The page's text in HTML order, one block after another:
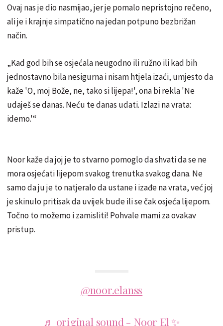
Ovaj nas je dio nasmijao, jer je pomalo nepristojno rečeno,
ali je i krajnje simpatično na jedan potpuno bezbrižan
način.
„Kad god bih se osjećala neugodno ili ružno ili kad bih
jednostavno bila nesigurna i nisam htjela izaći, umjesto da
kaže 'O, moj Bože, ne, tako si lijepa!', ona bi rekla 'Ne
udaješ se danas. Neću te danas udati. Izlazi na vrata:
idemo.'“
Noor kaže da joj je to stvarno pomoglo da shvati da se ne
mora osjećati lijepom svakog trenutka svakog dana. Ne
samo da ju je to natjeralo da ustane i izađe na vrata, već joj
je skinulo pritisak da uvijek bude ili se čak osjeća lijepom.
Točno to možemo i zamisliti! Pohvale mami za ovakav
pristup.
@noor.elanss
♬ original sound - Noor El ✨